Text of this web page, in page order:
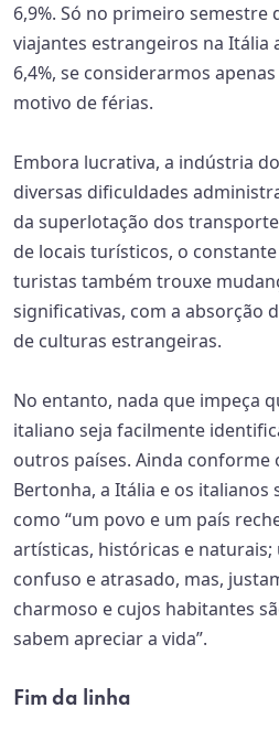
6,9%. Só no primeiro semestre
viajantes estrangeiros na Itália
6,4%, se considerarmos
motivo de férias.
Embora lucrativa, a indústria
diversas dificuldades
da superlotação dos
de locais turísticos, o
turistas também trouxe
significativas, com a absorção
de culturas estrangeiras.
No entanto, nada que impeça
italiano seja facilmente
outros países. Ainda conforme
Bertonha, a Itália e os italianos
como “um povo e um país
artísticas, históricas e
confuso e atrasado, mas,
charmoso e cujos habitantes
sabem apreciar a vida”.
Fim da linha